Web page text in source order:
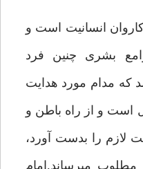
كاروان انسانيت است و
بشرى چنين فرد
كه مدام مورد هدايت
است و از راه باطن و
لازم را بدست آورد،
مى‏رساند.امام